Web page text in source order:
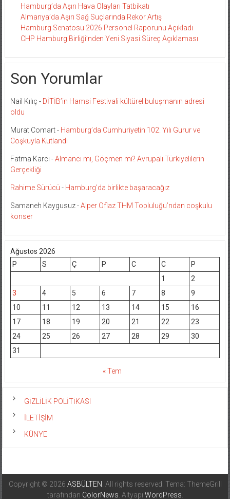
Hamburg’da Aşırı Hava Olayları Tatbikatı
Almanya’da Aşırı Sağ Suçlarında Rekor Artış
Hamburg Senatosu 2026 Personel Raporunu Açıkladı
CHP Hamburg Birliği’nden Yeni Siyasi Süreç Açıklaması
Son Yorumlar
Nail Kılıç - DİTİB’in Hamsi Festivali kültürel buluşmanın adresi
oldu
Murat Comart- Hamburg’da Cumhuriyetin 102. Yılı Gurur ve
Coşkuyla Kutlandı
Fatma Karcı -Almancı mı, Göçmen mi? Avrupalı Türkiyelilerin
Gerçekliği
Rahime Sürücü - Hamburg’da birlikte başaracağız
Samaneh Kaygusuz-Alper Oflaz THM Topluluğu’ndan coşkulu
konser
Ağustos 2026
P
S Ç P C C
P
1
2
3
4 5 6 7 8
9
10
11 12 13 14 15
16
17
18 19 20 21 22
23
24
25 26 27 28 29
30
31
« Tem
GİZLİLİK POLİTİKASI
İLETİŞİM
KÜNYE
Copyright © 2026 ASBÜLTEN . All rights reserved. Tema: ThemeGrill
tarafından ColorNews . Altyapı WordPress